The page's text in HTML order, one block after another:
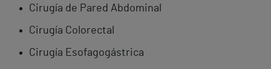
Cirugía de Pared Abdominal
Cirugía Colorectal
Cirugía Esofagogástrica